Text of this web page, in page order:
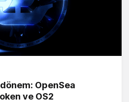
OpenSea
ve OS2